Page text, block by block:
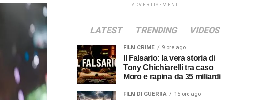
ADVERTISEMENT
LATEST TRENDING VIDEOS
FILM CRIME 9 ore ago
Tony Chichiarelli tra caso
Moro e rapina da 35 miliardi
FILM DI GUERRA 15 ore ago